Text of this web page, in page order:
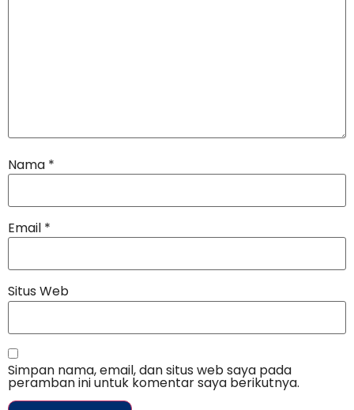
Nama *
Email *
Situs Web
Simpan nama, email, dan situs web saya pada
peramban ini untuk komentar saya berikutnya.